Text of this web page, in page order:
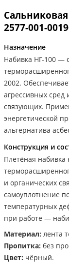
2577-001-
Назначение
Набивка НГ-100 —
2002.
агрессивных сред
связующих.
энергетической
альтернатива
Конструкция и
Плетёная набивка
и органических
самоуплотнение
температурных
при работе —
Материал: лента
Пропитка: без
Цвет: чёрный.